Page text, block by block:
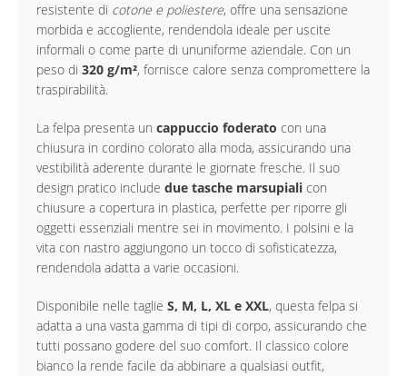
resistente di cotone e poliestere, offre una sensazione
morbida e accogliente, rendendola ideale per uscite
informali o come parte di ununiforme aziendale. Con un
peso di 320 g/m², fornisce calore senza compromettere la
traspirabilità.
La felpa presenta un cappuccio foderato con una
chiusura in cordino colorato alla moda, assicurando una
vestibilità aderente durante le giornate fresche. Il suo
design pratico include due tasche marsupiali con
chiusure a copertura in plastica, perfette per riporre gli
oggetti essenziali mentre sei in movimento. I polsini e la
vita con nastro aggiungono un tocco di sofisticatezza,
rendendola adatta a varie occasioni.
Disponibile nelle taglie S, M, L, XL e XXL, questa felpa si
adatta a una vasta gamma di tipi di corpo, assicurando che
tutti possano godere del suo comfort. Il classico colore
bianco la rende facile da abbinare a qualsiasi outfit,